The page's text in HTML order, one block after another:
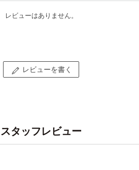
レビューはありません。
レビューを書く
スタッフレビュー